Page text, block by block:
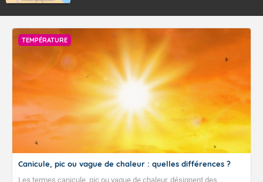
TEMPÉRATURE
Canicule, pic ou vague de chaleur : quelles différences ?
Les termes canicule, pic ou vague de chaleur, désignent des